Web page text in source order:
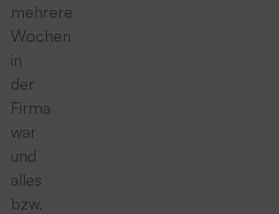
mehrere
Wochen
in
der
Firma
war
und
alles
bzw.